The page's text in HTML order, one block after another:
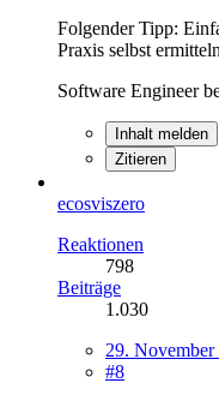
Folgender Tipp:
Praxis selbst
Software Engineer
Inhalt melden
Zitieren
ecosviszero
Reaktionen
798
Beiträge
1.030
29.
#8